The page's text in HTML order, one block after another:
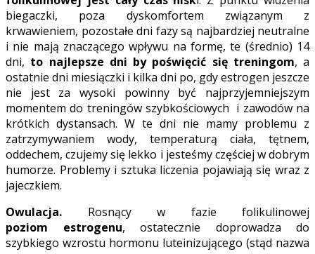
biegaczki, poza dyskomfortem związanym z
krwawieniem, pozostałe dni fazy są najbardziej neutralne
i nie mają znaczącego wpływu na formę, te (średnio) 14
dni, to najlepsze dni by poświęcić się treningom, a
ostatnie dni miesiączki i kilka dni po, gdy estrogen jeszcze
nie jest za wysoki powinny być najprzyjemniejszym
momentem do treningów szybkościowych i zawodów na
krótkich dystansach. W te dni nie mamy problemu z
zatrzymywaniem wody, temperaturą ciała, tętnem,
oddechem, czujemy się lekko i jesteśmy częściej w dobrym
humorze. Problemy i sztuka liczenia pojawiają się wraz z
jajeczkiem.
Owulacja. Rosnący w fazie folikulinowej
poziom estrogenu, ostatecznie doprowadza do
szybkiego wzrostu hormonu luteinizującego (stąd nazwa